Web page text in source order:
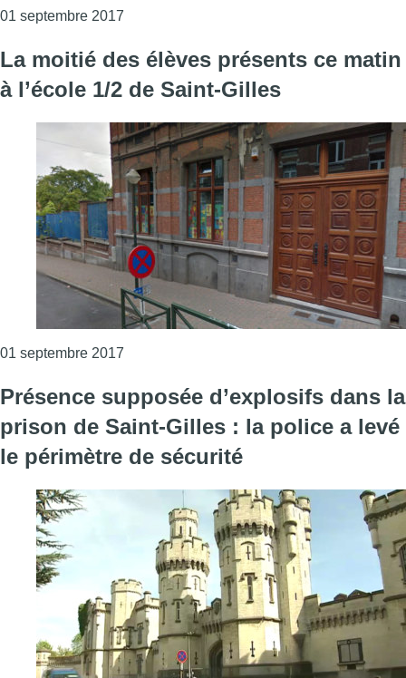
01 septembre 2017
La moitié des élèves présents ce matin
à l’école 1/2 de Saint-Gilles
01 septembre 2017
Présence supposée d’explosifs dans la
prison de Saint-Gilles : la police a levé
le périmètre de sécurité